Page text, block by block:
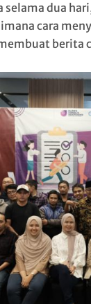
selama dua
cara
berita